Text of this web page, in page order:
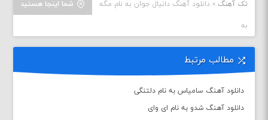
شما اینجا هستید تک آهنگ »دانلود آهنگ دانیال جوان به نام مگه
به
مطالب مرتبط
دانلود آهنگ سامیاس به نام دلتنگی
دانلود آهنگ شدو به نام ای وای